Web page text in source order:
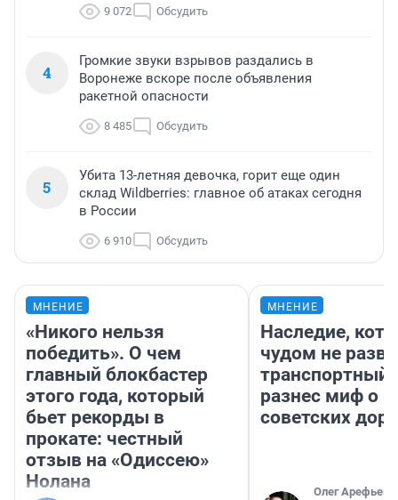
9 072 Обсудить
4
Громкие звуки взрывов раздались в
Воронеже вскоре после объявления
ракетной опасности
8 485 Обсудить
5
Убита 13-летняя девочка, горит еще один
склад Wildberries: главное об атаках сегодня
в России
6 910 Обсудить
МНЕНИЕ
«Никого нельзя
победить». О чем
главный блокбастер
этого года, который
бьет рекорды в
прокате: честный
отзыв на «Одиссею»
Нолана
МНЕНИЕ
Наследие,
чудом не
транспортный
разнес миф о
советских
Олег Арефьев